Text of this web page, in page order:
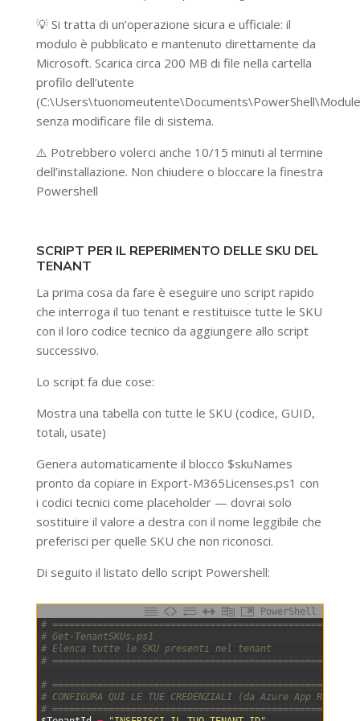
💡 Si tratta di un’operazione sicura e ufficiale: il
modulo è pubblicato e mantenuto direttamente da
Microsoft. Scarica circa 200 MB di file nella cartella
profilo dell’utente
senza modificare file di sistema.
⚠️ Potrebbero volerci anche 10/15 minuti al termine
dell’installazione. Non chiudere o bloccare la finestra
Powershell
SCRIPT PER IL REPERIMENTO DELLE SKU DEL
TENANT
La prima cosa da fare è eseguire uno script rapido
che interroga il tuo tenant e restituisce tutte le SKU
con il loro codice tecnico da aggiungere allo script
successivo.
Lo script fa due cose:
Mostra una tabella con tutte le SKU (codice, GUID,
totali, usate)
Genera automaticamente il blocco $skuNames
pronto da copiare in Export-M365Licenses.ps1 con
i codici tecnici come placeholder — dovrai solo
sostituire il valore a destra con il nome leggibile che
preferisci per quelle SKU che non riconosci.
Di seguito il listato dello script Powershell:
PowerShell
#
# Get-TenantSKUs.ps1
# Elenca tutte le SKU presenti nel tenant
#
#
# CONFIGURA QUI LE TUE CREDENZIALI (da Azure App
#